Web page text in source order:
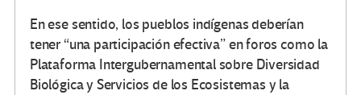
En ese sentido, los pueblos indígenas deberían
tener “una participación efectiva” en foros como la
Plataforma Intergubernamental sobre Diversidad
Biológica y Servicios de los Ecosistemas y la